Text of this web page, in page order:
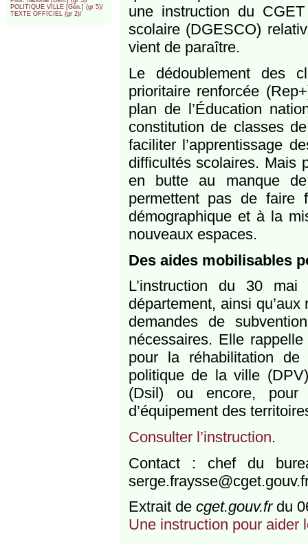
POLITIQUE VILLE [Gén.] (gr 5)/
TEXTE OFFICIEL (gr 2)/
une instruction du
scolaire (DGESCO)
vient de paraître.
Le dédoublement des
prioritaire renforcée
plan de l’Éducation
constitution de classes
faciliter l’apprentissage
difficultés scolaires. Mais
en butte au manque
permettent pas de
démographique et à la
nouveaux espaces.
Des aides mobilisables
L’instruction du 30
département, ainsi
demandes de
nécessaires. Elle
pour la réhabilitation
politique de la ville
(Dsil) ou encore, pour
d’équipement des
Consulter l’instruction.
Contact : chef du
Extrait de cget.gouv.frdu
Une instruction pour aider